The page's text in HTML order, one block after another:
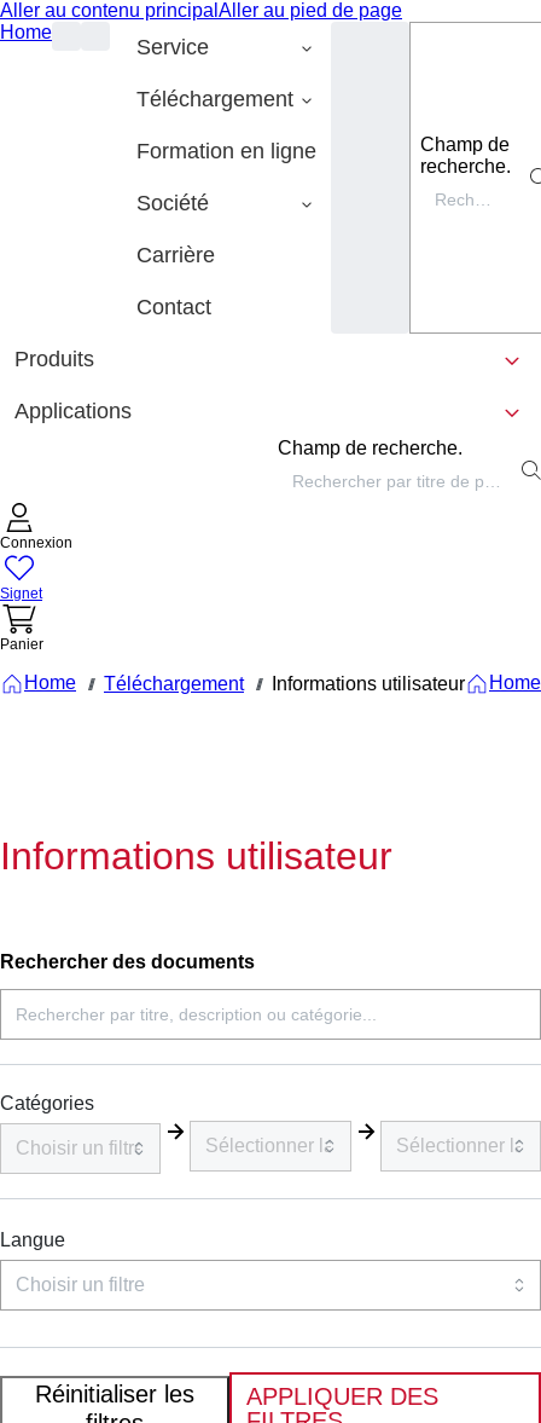
Aller au contenu principal Aller au pied de page
Home
Service
Téléchargement
Formation en ligne
Société
Carrière
Contact
Champ de
recherche.
Produits
Applications
Champ de recherche.
Connexion
Signet
Panier
Home /// Téléchargement /// Informations utilisateur Home
Informations utilisateur
Rechercher des documents
Catégories
Langue
Réinitialiser les
APPLIQUER DES